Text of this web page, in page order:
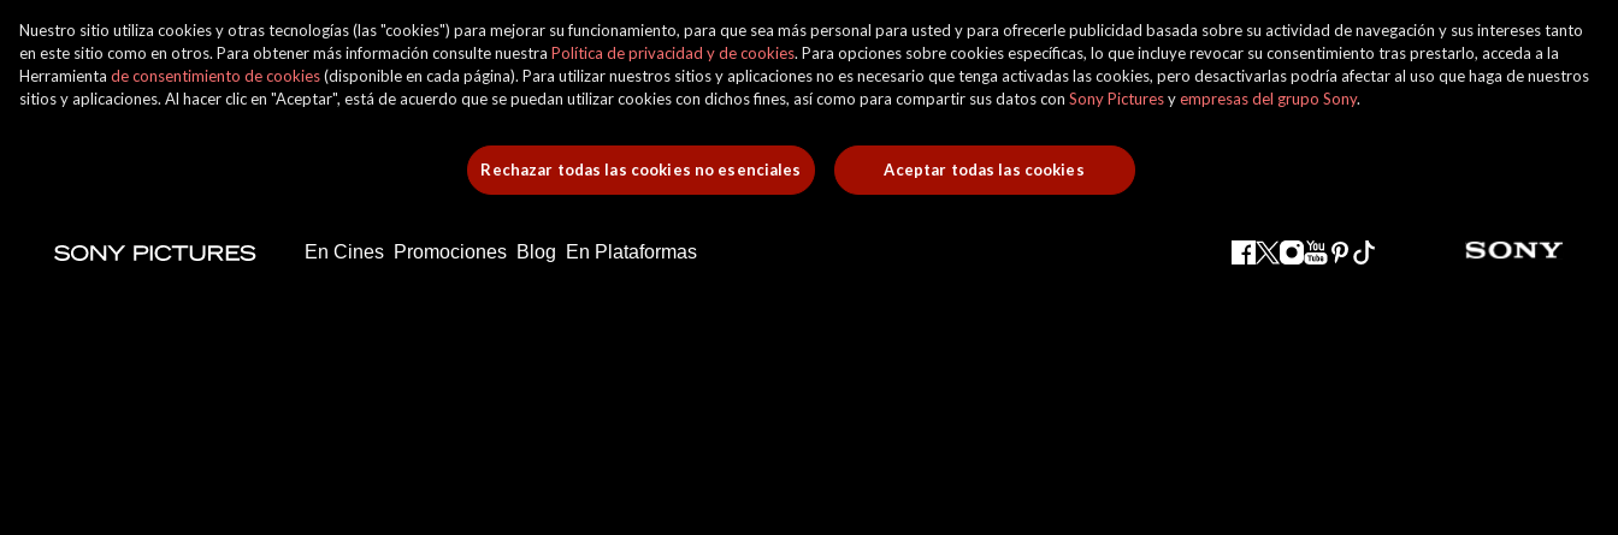
En Cines Promociones Blog En Plataformas
Nuestro sitio utiliza cookies y otras tecnologías (las "cookies") para mejorar su funcionamiento, para que sea más personal para usted y para ofrecerle publicidad basada sobre su actividad de navegación y sus intereses tanto
en este sitio como en otros. Para obtener más información consulte nuestra Política de privacidad y de cookies. Para opciones sobre cookies específicas, lo que incluye revocar su consentimiento tras prestarlo, acceda a la
Herramienta de consentimiento de cookies(disponible en cada página). Para utilizar nuestros sitios y aplicaciones no es necesario que tenga activadas las cookies, pero desactivarlas podría afectar al uso que haga de nuestros
sitios y aplicaciones. Al hacer clic en "Aceptar", está de acuerdo que se puedan utilizar cookies con dichos fines, así como para compartir sus datos con Sony Picturesyempresas del grupo Sony.
Rechazar todas las cookies no esenciales Aceptar todas las cookies